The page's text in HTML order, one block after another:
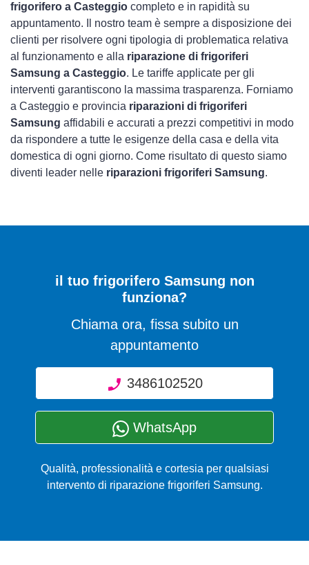
frigorifero a Casteggio completo e in rapidità su
appuntamento. Il nostro team è sempre a disposizione dei
clienti per risolvere ogni tipologia di problematica relativa
al funzionamento e alla riparazione di frigoriferi
Samsung a Casteggio. Le tariffe applicate per gli
interventi garantiscono la massima trasparenza. Forniamo
a Casteggio e provincia riparazioni di frigoriferi
Samsung affidabili e accurati a prezzi competitivi in modo
da rispondere a tutte le esigenze della casa e della vita
domestica di ogni giorno. Come risultato di questo siamo
diventi leader nelle riparazioni frigoriferi Samsung.
il tuo frigorifero Samsung non
funziona?
Chiama ora, fissa subito un
appuntamento
3486102520
WhatsApp
Qualità, professionalità e cortesia per qualsiasi
intervento di riparazione frigoriferi Samsung.